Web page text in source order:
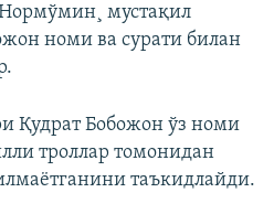
мустақил
номи ва сурати билан
Қудрат Бобожон ўз номи
троллар томонидан
таъкидлайди.